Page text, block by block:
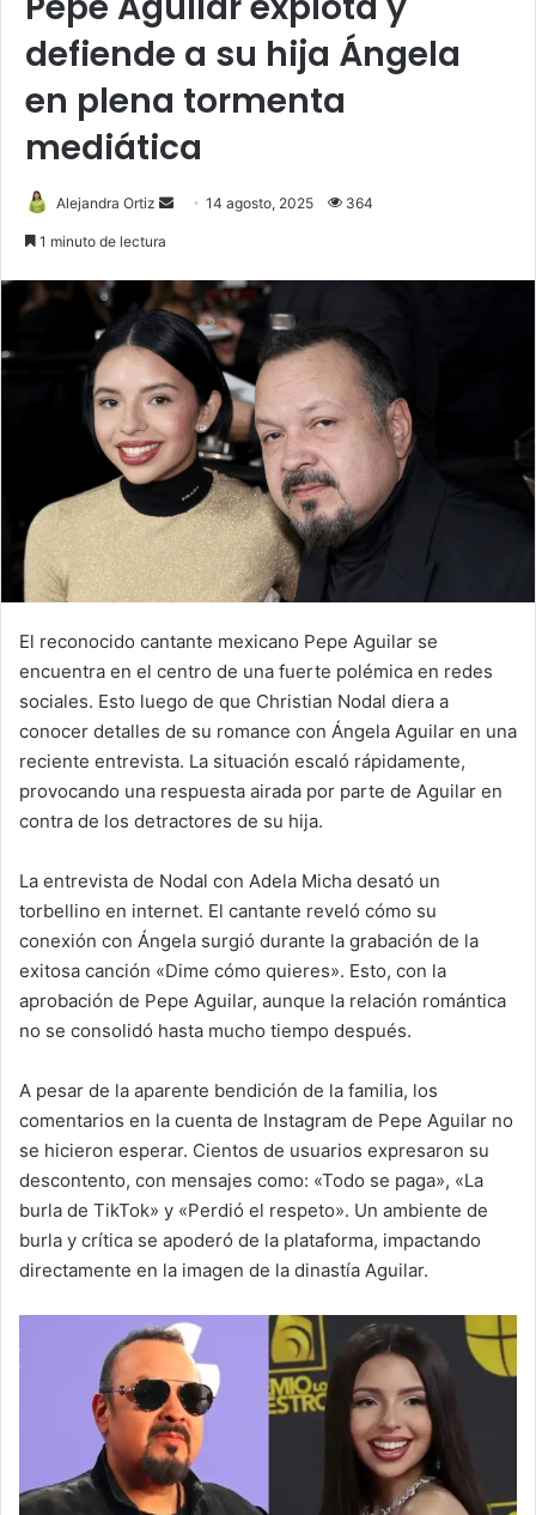
defiende a su hija Ángela
en plena tormenta
mediática
Alejandra Ortiz
Send14 agosto, 2025 364
1 minuto de lectura
El reconocido cantante mexicano Pepe Aguilar se
encuentra en el centro de una fuerte polémica en redes
sociales. Esto luego de que Christian Nodal diera a
conocer detalles de su romance con Ángela Aguilar en una
reciente entrevista. La situación escaló rápidamente,
provocando una respuesta airada por parte de Aguilar en
contra de los detractores de su hija.
La entrevista de Nodal con Adela Micha desató un
torbellino en internet. El cantante reveló cómo su
conexión con Ángela surgió durante la grabación de la
exitosa canción «Dime cómo quieres». Esto, con la
aprobación de Pepe Aguilar, aunque la relación romántica
no se consolidó hasta mucho tiempo después.
A pesar de la aparente bendición de la familia, los
comentarios en la cuenta de Instagram de Pepe Aguilar no
se hicieron esperar. Cientos de usuarios expresaron su
descontento, con mensajes como: «Todo se paga», «La
burla de TikTok» y «Perdió el respeto». Un ambiente de
burla y crítica se apoderó de la plataforma, impactando
directamente en la imagen de la dinastía Aguilar.